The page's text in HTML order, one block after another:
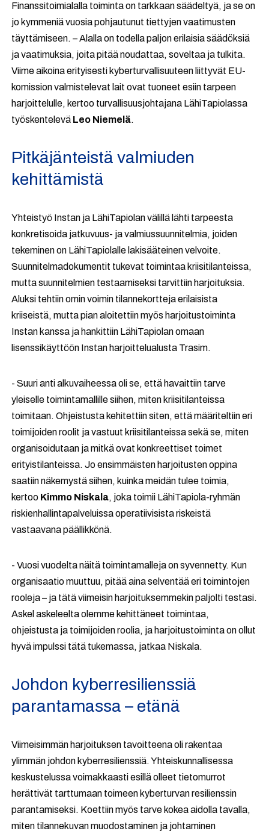
Finanssitoimialalla toiminta on tarkkaan säädeltyä, ja se on
jo kymmeniä vuosia pohjautunut tiettyjen vaatimusten
täyttämiseen. – Alalla on todella paljon erilaisia säädöksiä
ja vaatimuksia, joita pitää noudattaa, soveltaa ja tulkita.
Viime aikoina erityisesti kyberturvallisuuteen liittyvät EU-
komission valmistelevat lait ovat tuoneet esiin tarpeen
harjoittelulle, kertoo turvallisuusjohtajana LähiTapiolassa
työskentelevä Leo Niemelä.
Pitkäjänteistä valmiuden
kehittämistä
Yhteistyö Instan ja LähiTapiolan välillä lähti tarpeesta
konkretisoida jatkuvuus- ja valmiussuunnitelmia, joiden
tekeminen on LähiTapiolalle lakisääteinen velvoite.
Suunnitelmadokumentit tukevat toimintaa kriisitilanteissa,
mutta suunnitelmien testaamiseksi tarvittiin harjoituksia.
Aluksi tehtiin omin voimin tilannekortteja erilaisista
kriiseistä, mutta pian aloitettiin myös harjoitustoiminta
Instan kanssa ja hankittiin LähiTapiolan omaan
lisenssikäyttöön Instan harjoittelualusta Trasim.
- Suuri anti alkuvaiheessa oli se, että havaittiin tarve
yleiselle toimintamallille siihen, miten kriisitilanteissa
toimitaan. Ohjeistusta kehitettiin siten, että määriteltiin eri
toimijoiden roolit ja vastuut kriisitilanteissa sekä se, miten
organisoidutaan ja mitkä ovat konkreettiset toimet
erityistilanteissa. Jo ensimmäisten harjoitusten oppina
saatiin näkemystä siihen, kuinka meidän tulee toimia,
kertoo Kimmo Niskala, joka toimii LähiTapiola-ryhmän
riskienhallintapalveluissa operatiivisista riskeistä
vastaavana päällikkönä.
- Vuosi vuodelta näitä toimintamalleja on syvennetty. Kun
organisaatio muuttuu, pitää aina selventää eri toimintojen
rooleja – ja tätä viimeisin harjoituksemmekin paljolti testasi.
Askel askeleelta olemme kehittäneet toimintaa,
ohjeistusta ja toimijoiden roolia, ja harjoitustoiminta on ollut
hyvä impulssi tätä tukemassa, jatkaa Niskala.
Johdon kyberresilienssiä
parantamassa – etänä
Viimeisimmän harjoituksen tavoitteena oli rakentaa
ylimmän johdon kyberresilienssiä. Yhteiskunnallisessa
keskustelussa voimakkaasti esillä olleet tietomurrot
herättivät tarttumaan toimeen kyberturvan resilienssin
parantamiseksi. Koettiin myös tarve kokea aidolla tavalla,
miten tilannekuvan muodostaminen ja johtaminen